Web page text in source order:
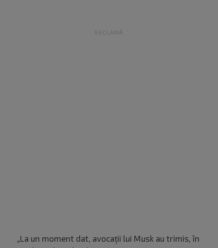
RECLAMĂ
„La un moment dat, avocații lui Musk au trimis, în